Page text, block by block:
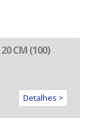
CM (100)
Detalhes >